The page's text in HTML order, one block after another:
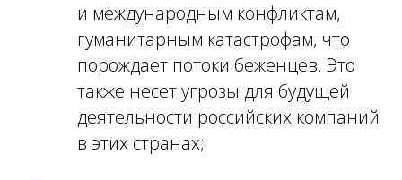
и международным конфликтам,
гуманитарным катастрофам, что
порождает потоки беженцев. Это
также несет угрозы для будущей
деятельности российских компаний
в этих странах;